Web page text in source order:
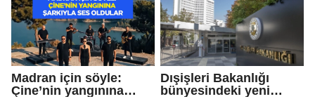
Madran için söyle:
Çine’nin yangınına
Dışişleri Bakanlığı
bünyesindeki yeni